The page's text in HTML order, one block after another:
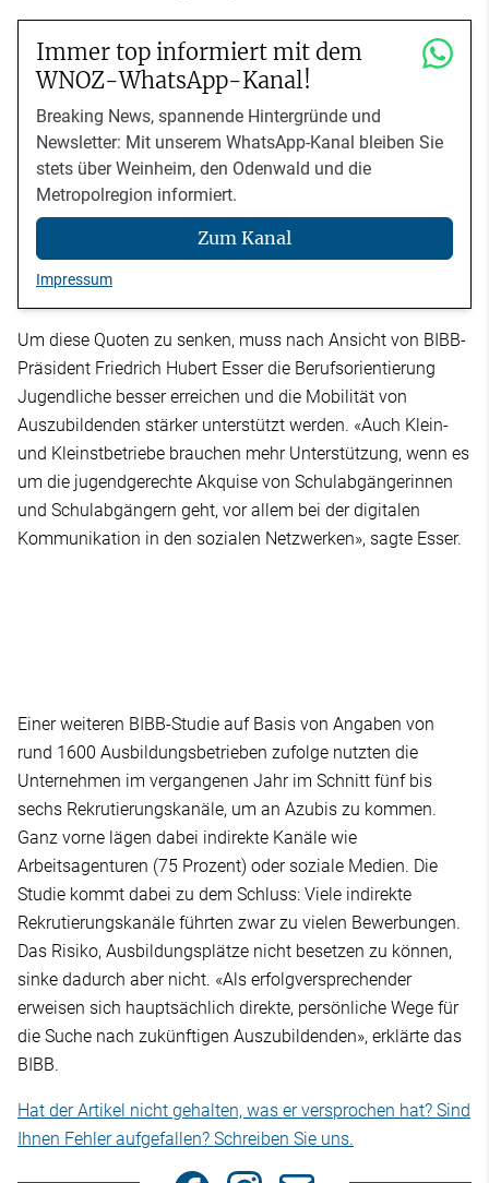
Immer top informiert mit dem
WNOZ-WhatsApp-Kanal!
Breaking News, spannende Hintergründe und
Newsletter: Mit unserem WhatsApp-Kanal bleiben Sie
stets über Weinheim, den Odenwald und die
Metropolregion informiert.
Zum Kanal
Impressum
Um diese Quoten zu senken, muss nach Ansicht von BIBB-
Präsident Friedrich Hubert Esser die Berufsorientierung
Jugendliche besser erreichen und die Mobilität von
Auszubildenden stärker unterstützt werden. «Auch Klein-
und Kleinstbetriebe brauchen mehr Unterstützung, wenn es
um die jugendgerechte Akquise von Schulabgängerinnen
und Schulabgängern geht, vor allem bei der digitalen
Kommunikation in den sozialen Netzwerken», sagte Esser.
Einer weiteren BIBB-Studie auf Basis von Angaben von
rund 1600 Ausbildungsbetrieben zufolge nutzten die
Unternehmen im vergangenen Jahr im Schnitt fünf bis
sechs Rekrutierungskanäle, um an Azubis zu kommen.
Ganz vorne lägen dabei indirekte Kanäle wie
Arbeitsagenturen (75 Prozent) oder soziale Medien. Die
Studie kommt dabei zu dem Schluss: Viele indirekte
Rekrutierungskanäle führten zwar zu vielen Bewerbungen.
Das Risiko, Ausbildungsplätze nicht besetzen zu können,
sinke dadurch aber nicht. «Als erfolgversprechender
erweisen sich hauptsächlich direkte, persönliche Wege für
die Suche nach zukünftigen Auszubildenden», erklärte das
BIBB.
Hat der Artikel nicht gehalten, was er versprochen hat? Sind
Ihnen Fehler aufgefallen? Schreiben Sie uns.